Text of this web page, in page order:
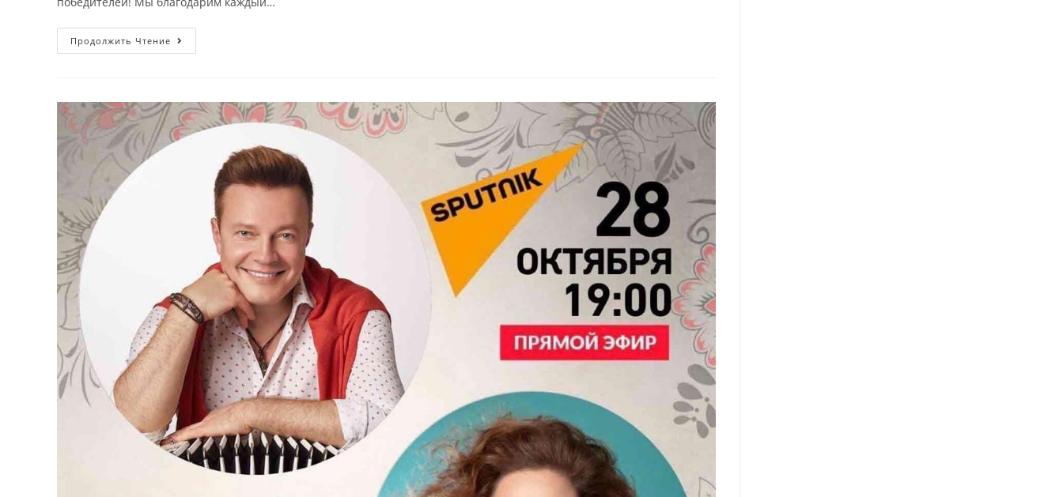
Продолжить Чтение